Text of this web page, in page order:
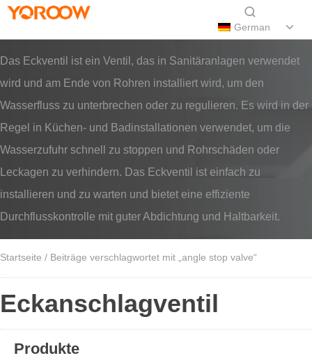
German
Das Eckventil ist ein Ventil, das in Sanitäranlagen verwendet
wird und am Ende von Rohren installiert wird, um den
Wasserfluss zu unterbrechen oder zu regulieren. Es wird in der
Regel in Küchen- und Badinstallationen verwendet, um die
Wasserzufuhr schnell zu stoppen und Rohrschäden oder
Leckagen zu verhindern. Das Eckventil ist einfach zu
installieren und zu warten und bietet eine effiziente
Durchflusskontrolle mit guter Abdichtung und Haltbarkeit.
Startseite / Beiträge verschlagwortet mit „angle stop valve“
Eckanschlagventil
Produkte